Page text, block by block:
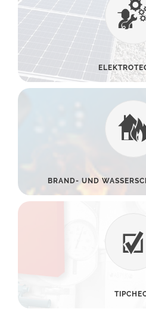
BRAND- UND